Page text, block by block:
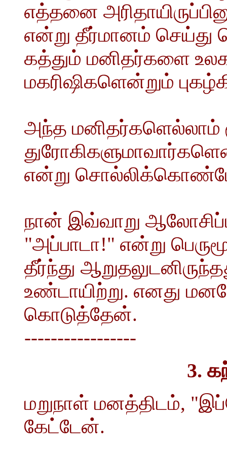
எத்தனை
என்று தீர்மானம்
கத்தும் மனிதர்களை
மகரிஷிகளென்றும்
அந்த மனிதர்களெல்லாம்
என்று
நான் இவ்வாறு
"அப்பாடா!" என்று
தீர்ந்து
உண்டாயிற்று. எனது
கொடுத்தேன்.
-----------------
3.
மறுநாள் மனத்திடம்,
கேட்டேன்.